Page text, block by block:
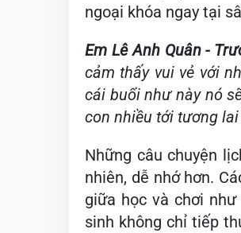
ngoại khóa ngay tại
Em Lê Anh Quân -
cảm thấy vui vẻ với
cái buổi như này nó
con nhiều tới tương lai
Những câu chuyện
nhiên, dễ nhớ hơn.
giữa học và chơi
sinh không chỉ tiếp